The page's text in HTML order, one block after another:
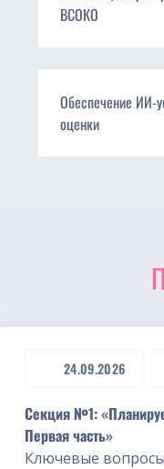
ВСОКО
Обеспечение ИИ-
оценки
24.09.2026
Секция №1:
Первая часть»
Ключевые